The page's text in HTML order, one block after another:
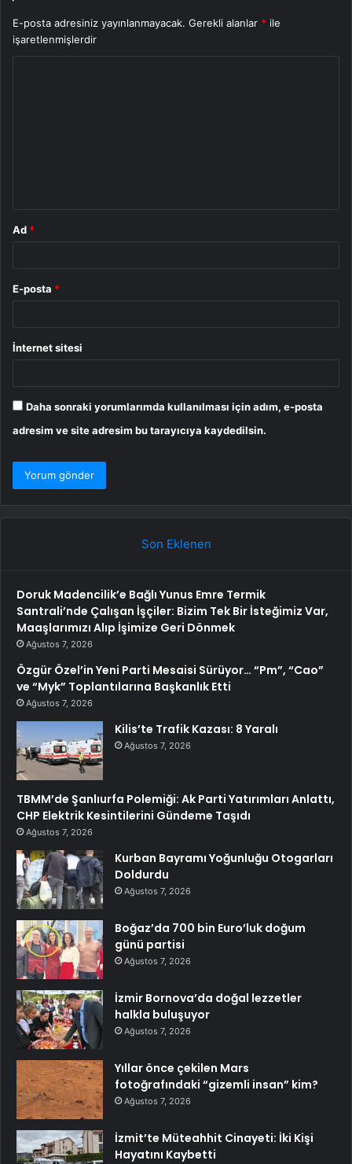
E-posta adresiniz yayınlanmayacak. Gerekli alanlar * ile
işaretlenmişlerdir
Ad *
E-posta *
İnternet sitesi
Daha sonraki yorumlarımda kullanılması için adım, e-posta
adresim ve site adresim bu tarayıcıya kaydedilsin.
Son Eklenen
Doruk Madencilik’e Bağlı Yunus Emre Termik
Santrali’nde Çalışan İşçiler: Bizim Tek Bir İsteğimiz Var,
Maaşlarımızı Alıp İşimize Geri Dönmek
Ağustos 7, 2026
Özgür Özel’in Yeni Parti Mesaisi Sürüyor… “Pm”, “Cao”
ve “Myk” Toplantılarına Başkanlık Etti
Ağustos 7, 2026
Kilis’te Trafik Kazası: 8 Yaralı
Ağustos 7, 2026
TBMM’de Şanlıurfa Polemiği: Ak Parti Yatırımları Anlattı,
CHP Elektrik Kesintilerini Gündeme Taşıdı
Ağustos 7, 2026
Kurban Bayramı Yoğunluğu Otogarları
Doldurdu
Ağustos 7, 2026
Boğaz’da 700 bin Euro’luk doğum
günü partisi
Ağustos 7, 2026
İzmir Bornova’da doğal lezzetler
halkla buluşuyor
Ağustos 7, 2026
Yıllar önce çekilen Mars
fotoğrafındaki “gizemli insan” kim?
Ağustos 7, 2026
İzmit’te Müteahhit Cinayeti: İki Kişi
Hayatını Kaybetti